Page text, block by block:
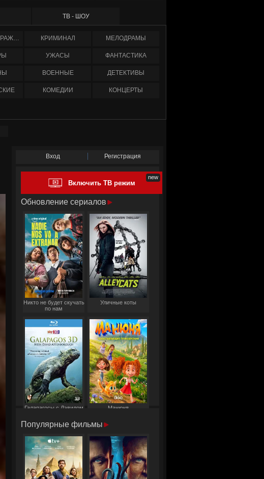
ТВ - ШОУ
КОРОТКОМЕТРАЖНЫЕ КРИМИНАЛ МЕЛОДРАМЫ
УЖАСЫ ФАНТАСТИКА
ВОЕННЫЕ ДЕТЕКТИВЫ
КОМЕДИИ КОНЦЕРТЫ
Вход Регистрация
Включить ТВ режим
Обновление сериалов
Никто не будет скучать
по нам
Уличные коты
Галапагосы с Дэвидом
Манюня
Популярные фильмы